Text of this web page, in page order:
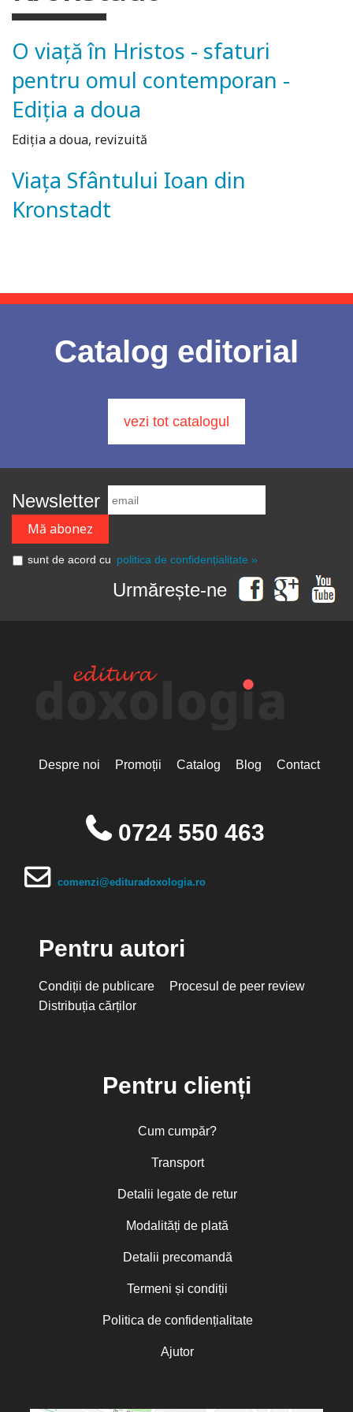
O viață în Hristos - sfaturi
pentru omul contemporan -
Ediția a doua
Ediția a doua, revizuită
Viața Sfântului Ioan din
Kronstadt
Catalog editorial
vezi tot catalogul
Newsletter
sunt de acord cu politica de confidențialitate »
Urmărește-ne
Despre noi Promoții Catalog Blog Contact
0724 550 463
comenzi@edituradoxologia.ro
Pentru autori
Condiții de publicare
Procesul de peer review
Distribuția cărților
Pentru clienți
Cum cumpăr?
Transport
Detalii legate de retur
Modalități de plată
Detalii precomandă
Termeni și condiții
Politica de confidențialitate
Ajutor